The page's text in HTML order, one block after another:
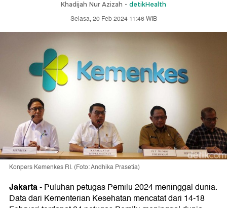
Khadijah Nur Azizah - detikHealth
Selasa, 20 Feb 2024 11:46 WIB
Konpers Kemenkes RI. (Foto: Andhika Prasetia)
Jakarta-Puluhan petugas Pemilu 2024 meninggal dunia.
Data dari Kementerian Kesehatan mencatat dari 14-18